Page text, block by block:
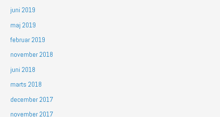
juni 2019
maj 2019
februar 2019
november 2018
juni 2018
marts 2018
december 2017
november 2017